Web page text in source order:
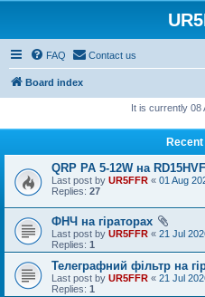
FAQ Contact us
Board index
It is currently 08
QRP PA 5-12W на
Last post by UR5FFR « 01 Aug
Replies: 27
ФНЧ на гіраторах
Last post by UR5FFR « 21 Jul
Replies: 1
Телеграфний фільтр на
Last post by UR5FFR « 21 Jul
Replies: 1